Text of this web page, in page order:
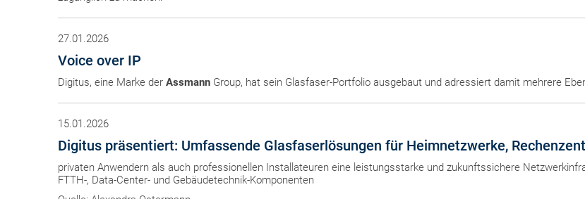
27.01.2026
Voice over IP
Digitus, eine Marke der Assmann Group, hat sein Glasfaser-Portfolio ausgebaut und adressiert damit mehrere
15.01.2026
Digitus präsentiert: Umfassende Glasfaserlösungen für Heimnetzwerke,
privaten Anwendern als auch professionellen Installateuren eine leistungsstarke und zukunftssichere
FTTH-, Data-Center- und Gebäudetechnik-Komponenten